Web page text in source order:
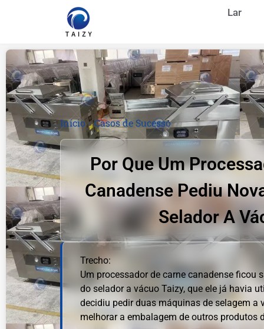
Lar
Início»Casos de Sucesso
Por Que Um
Canadense Pediu
Selador A
Trecho:
Um processador de carne canadense ficou
do selador a vácuo Taizy, que ele já havia
decidiu pedir duas máquinas de selagem a
melhorar a embalagem de outros produtos